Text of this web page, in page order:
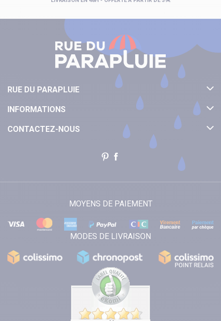
RUE DU PARAPLUIE
INFORMATIONS
CONTACTEZ-NOUS
MOYENS DE PAIEMENT
MODES DE LIVRAISON